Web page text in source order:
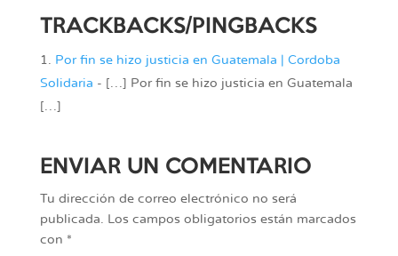
TRACKBACKS/PINGBACKS
Por fin se hizo justicia en Guatemala | Cordoba
Solidaria - […] Por fin se hizo justicia en Guatemala
[…]
ENVIAR UN COMENTARIO
Tu dirección de correo electrónico no será
publicada.
Los campos obligatorios están marcados
con *